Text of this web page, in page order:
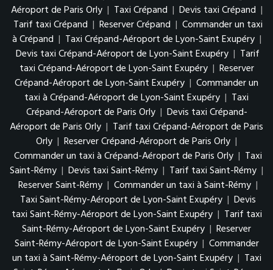
Aéroport de Paris Orly | Taxi Crépand | Devis taxi Crépand |
Tarif taxi Crépand | Reserver Crépand | Commander un taxi
à Crépand | Taxi Crépand-Aéroport de Lyon-Saint Exupéry |
Devis taxi Crépand-Aéroport de Lyon-Saint Exupéry | Tarif
taxi Crépand-Aéroport de Lyon-Saint Exupéry | Reserver
Crépand-Aéroport de Lyon-Saint Exupéry | Commander un
taxi à Crépand-Aéroport de Lyon-Saint Exupéry | Taxi
Crépand-Aéroport de Paris Orly | Devis taxi Crépand-
Aéroport de Paris Orly | Tarif taxi Crépand-Aéroport de Paris
Orly | Reserver Crépand-Aéroport de Paris Orly |
Commander un taxi à Crépand-Aéroport de Paris Orly | Taxi
Saint-Rémy | Devis taxi Saint-Rémy | Tarif taxi Saint-Rémy |
Reserver Saint-Rémy | Commander un taxi à Saint-Rémy |
Taxi Saint-Rémy-Aéroport de Lyon-Saint Exupéry | Devis
taxi Saint-Rémy-Aéroport de Lyon-Saint Exupéry | Tarif taxi
Saint-Rémy-Aéroport de Lyon-Saint Exupéry | Reserver
Saint-Rémy-Aéroport de Lyon-Saint Exupéry | Commander
un taxi à Saint-Rémy-Aéroport de Lyon-Saint Exupéry | Taxi